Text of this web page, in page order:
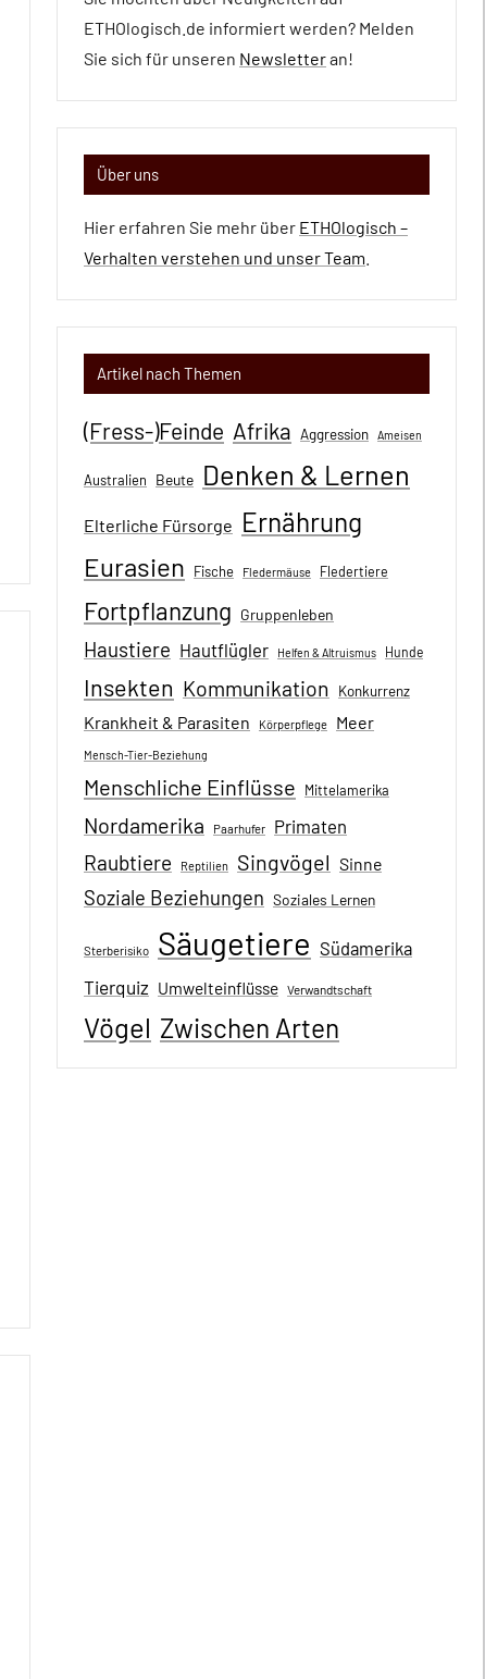
ETHOlogisch.de informiert werden? Melden
Sie sich für unseren Newsletteran!
Über uns
Hier erfahren Sie mehr über ETHOlogisch –
Verhalten verstehen und unser Team
Artikel nach Themen
(Fress-)Feinde Afrika Aggression Ameisen
Australien Beute Denken & Lernen
Elterliche Fürsorge Ernährung
Eurasien Fische Fledermäuse Fledertiere
Fortpflanzung Gruppenleben
Haustiere Hautflügler Helfen & Altruismus Hunde
Insekten Kommunikation Konkurrenz
Krankheit & Parasiten Körperpflege Meer
Mensch-Tier-Beziehung
Menschliche Einflüsse Mittelamerika
Nordamerika Paarhufer Primaten
Raubtiere Reptilien Singvögel Sinne
Soziale Beziehungen Soziales Lernen
Sterberisiko Säugetiere Südamerika
Tierquiz Umwelteinflüsse Verwandtschaft
Vögel Zwischen Arten